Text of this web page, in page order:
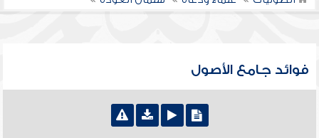
فوائد جامع الأصول